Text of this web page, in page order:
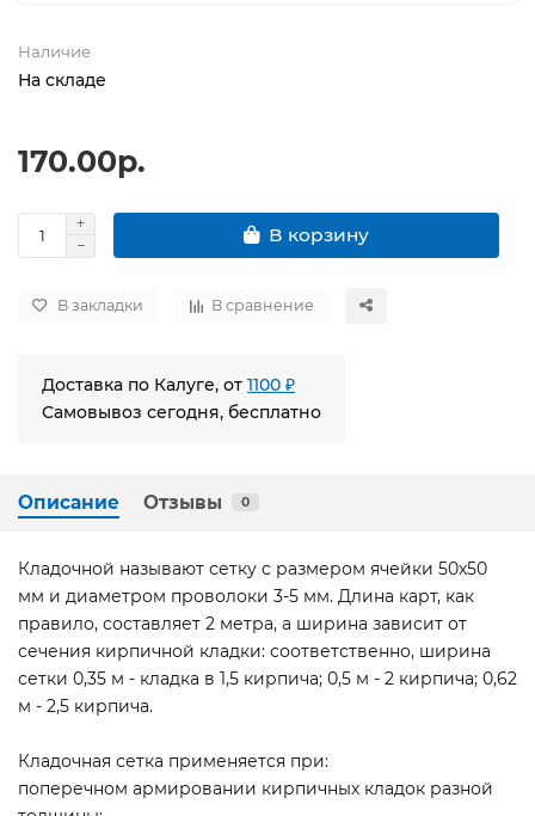
Наличие
На складе
170.00р.
В корзину
В закладки В сравнение
Доставка по Калуге, от 1100 ₽
Самовывоз сегодня, бесплатно
Описание Отзывы 0
Кладочной называют сетку с размером ячейки 50х50
мм и диаметром проволоки 3-5 мм. Длина карт, как
правило, составляет 2 метра, а ширина зависит от
сечения кирпичной кладки: соответственно, ширина
сетки 0,35 м - кладка в 1,5 кирпича; 0,5 м - 2 кирпича; 0,62
м - 2,5 кирпича.
Кладочная сетка применяется при:
поперечном армировании кирпичных кладок разной